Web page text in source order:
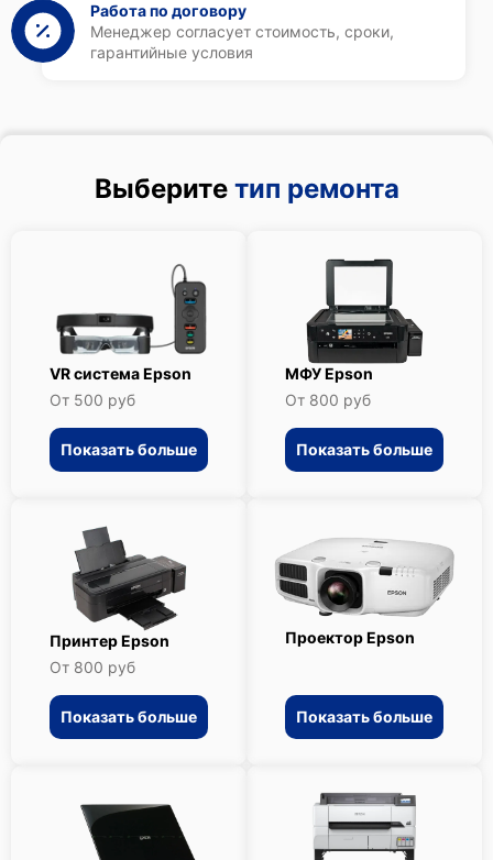
Работа по договору
Менеджер согласует стоимость, сроки,
гарантийные условия
Выберите тип ремонта
VR система Epson
От 500 руб
Показать больше
МФУ Epson
От 800 руб
Показать больше
Принтер Epson
От 800 руб
Показать больше
Проектор Epson
Показать больше